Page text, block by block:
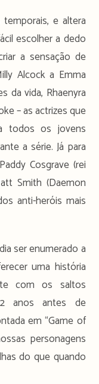
e altera
escolher a dedo
a sensação de
Alcock a Emma
da vida, Rhaenyra
– as actrizes que
todos os jovens
a série. Já para
Cosgrave (rei
Smith (Daemon
anti-heróis mais
ser enumerado a
uma história
com os saltos
anos antes de
em “Game of
personagens
do que quando